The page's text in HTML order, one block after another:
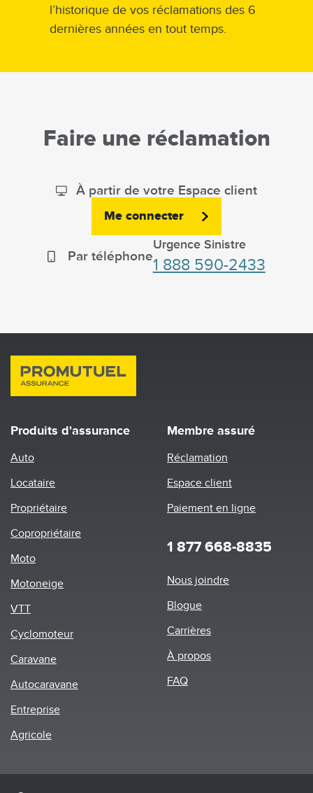
l’historique de vos réclamations des 6
dernières années en tout temps.
Faire une réclamation
À partir de votre Espace client
Me connecter
Par téléphone
Urgence Sinistre
1 888 590-2433
Produits d'assurance
Auto
Locataire
Propriétaire
Copropriétaire
Moto
Motoneige
VTT
Cyclomoteur
Caravane
Autocaravane
Entreprise
Agricole
Membre assuré
Réclamation
Espace client
Paiement en ligne
1 877 668-8835
Footer
Nous joindre
Blogue
Carrières
À propos
FAQ